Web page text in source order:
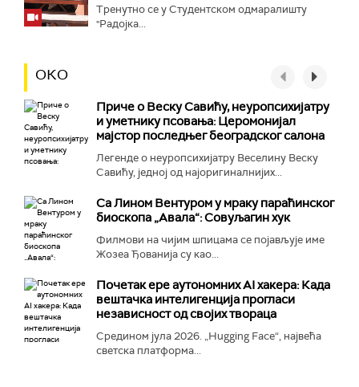
Тренутно се у Студентском одмаралишту
"Радојка...
ОКО
Приче о Веску Савићу, неуропсихијатру
и уметнику псовања: Церомонијал
мајстор последњег београдског салона
Легенде о неуропсихијатру Веселину Веску
Савићу, једној од најоригиналнијих...
Са Лином Вентуром у мраку параћинског
биоскопа „Авала“: Совуљагин хук
Филмови на чијим шпицама се појављује име
Жозеа Ђованија су као...
Почетак ере аутономних AI хакера: Када
вештачка интелигенција прогласи
независност од својих твораца
Средином јула 2026. „Hugging Face“, највећа
светска платформа...